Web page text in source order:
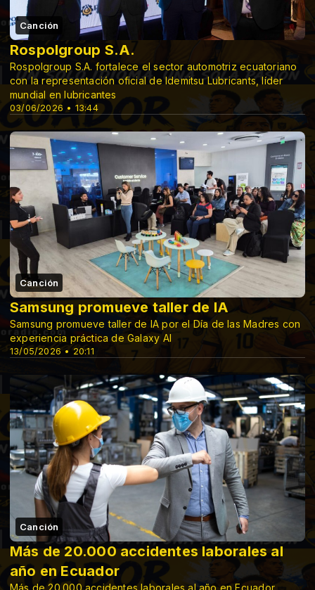
Canción
03/06/2026 • 13:44
Rospolgroup S.A.
Rospolgroup S.A. fortalece el sector automotriz ecuatoriano
con la representación oficial de Idemitsu Lubricants, líder
mundial en lubricantes
Canción
13/05/2026 • 20:11
Samsung promueve taller de IA
Samsung promueve taller de IA por el Día de las Madres con
experiencia práctica de Galaxy AI
Canción
Más de 20.000 accidentes laborales al
año en Ecuador
Más de 20.000 accidentes laborales al año en Ecuador